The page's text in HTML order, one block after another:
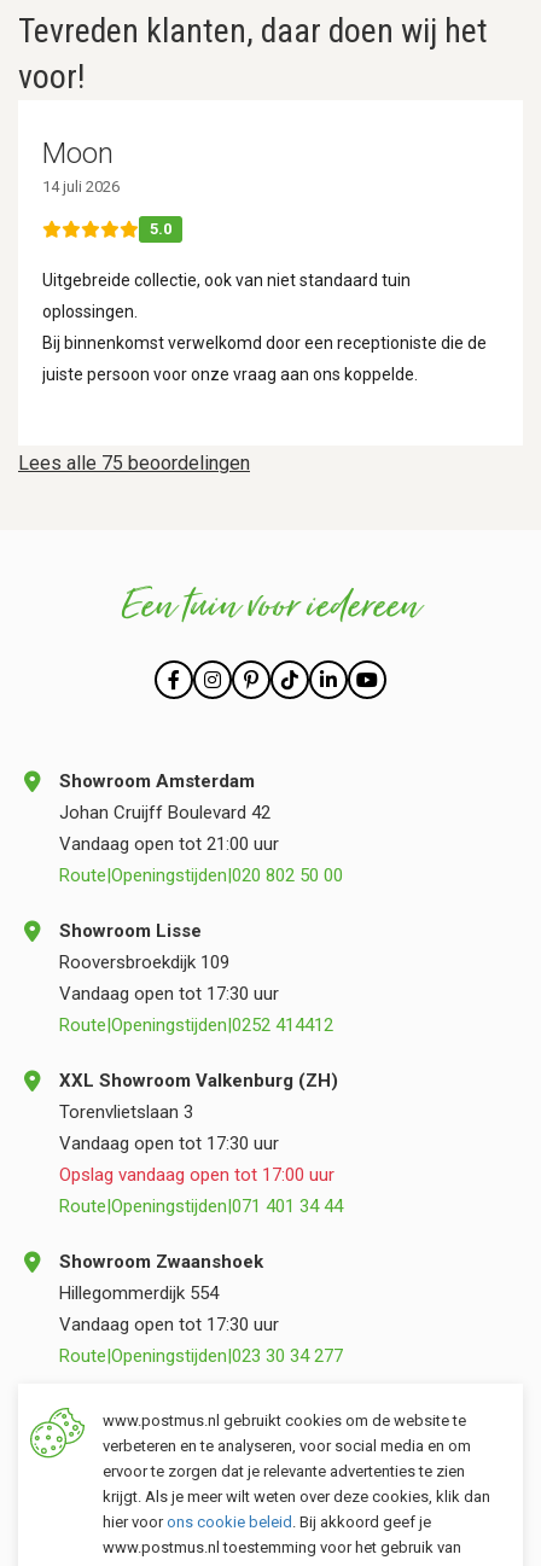
Tevreden klanten, daar doen wij het
voor!
Lees alle 75 beoordelingen
Moon
14 juli 2026
5.0
Uitgebreide collectie, ook van niet standaard tuin
oplossingen.
Bij binnenkomst verwelkomd door een receptioniste die de
juiste persoon voor onze vraag aan ons koppelde.
Een tuin voor iedereen
Showroom Amsterdam
Johan Cruijff Boulevard 42
Vandaag open tot 21:00 uur
Route|Openingstijden|020 802 50 00
Showroom Lisse
Rooversbroekdijk 109
Vandaag open tot 17:30 uur
Route|Openingstijden|0252 414412
XXL Showroom Valkenburg (ZH)
Torenvlietslaan 3
Vandaag open tot 17:30 uur
Opslag vandaag open tot 17:00 uur
Route|Openingstijden|071 401 34 44
Showroom Zwaanshoek
Hillegommerdijk 554
Vandaag open tot 17:30 uur
Route|Openingstijden|023 30 34 277
Opslag Valkenburg (ZH)
Torenvlietslaan 3
Vandaag open tot 17:00 uur
Route|Openingstijden |071 401 34 44
www.postmus.nl gebruikt cookies om de website te
verbeteren en te analyseren, voor social media en om
ervoor te zorgen dat je relevante advertenties te zien
krijgt. Als je meer wilt weten over deze cookies, klik dan
hier voorons cookie beleid . Bij akkoord geef je
www.postmus.nl toestemming voor het gebruik van